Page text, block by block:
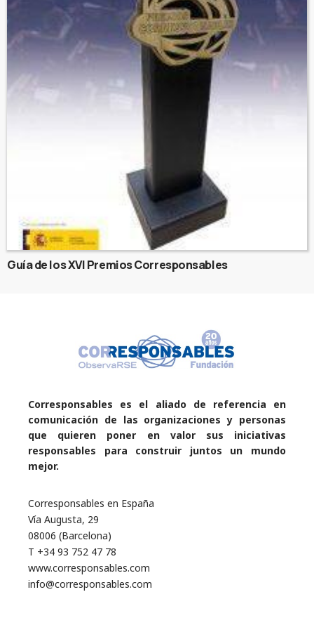
Guía de los XVI Premios Corresponsables
Corresponsables es el aliado de referencia en
comunicación de las organizaciones y personas
que quieren poner en valor sus iniciativas
responsables para construir juntos un mundo
mejor.
Corresponsables en España
Vía Augusta, 29
08006 (Barcelona)
T +34 93 752 47 78
www.corresponsables.com
info@corresponsables.com